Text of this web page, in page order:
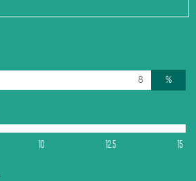
%
10 12.5 15